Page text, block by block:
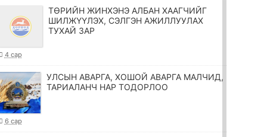
ТӨРИЙН ЖИНХЭНЭ АЛБАН ХААГЧИЙГ
ШИЛЖҮҮЛЭХ, СЭЛГЭН АЖИЛЛУУЛАХ
ТУХАЙ ЗАР
4 сар
УЛСЫН АВАРГА, ХОШОЙ АВАРГА МАЛЧИД,
ТАРИАЛАНЧ НАР ТОДОРЛОО
6 сар